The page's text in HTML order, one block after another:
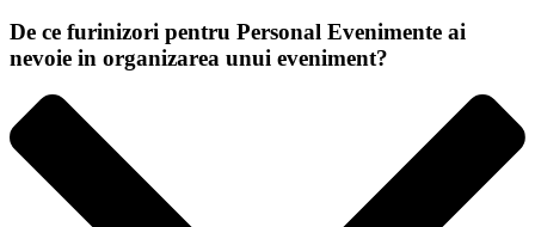
De ce furinizori pentru Personal Evenimente ai
nevoie in organizarea unui eveniment?